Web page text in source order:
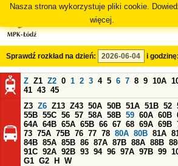
Nasza strona wykorzystuje pliki cookie.
więcej.
Sprawdź rozkład na dzień: i godzinę:
Z Z1 Z2 0 1 2 3 4 5 6 7 8 9 10A
41 43 45
Z3 Z6 Z13 Z43 50A 50B 51A 51B 52
55B 55C 56 57 58A 58B 59 60A 60B
64A 64B 65A 65B 66 67 68 69A 69B
73 75A 75B 76 77 78 80A 80B 81A
84B 85A 85B 86 87A 87B 88A 88B
91C 92A 92B 93 94 96 97A 97B 99
G1 G2 H
W